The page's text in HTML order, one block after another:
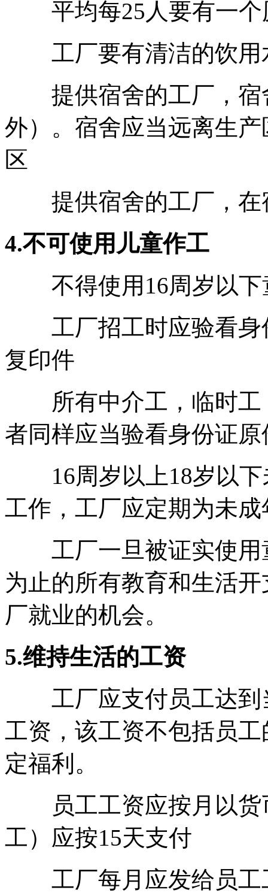
平均每25人要有一个
工厂要有清洁的饮用
提供宿舍的工厂，宿
外）。宿舍应当远离生
区
提供宿舍的工厂，在
4.不可使用儿童作工
不得使用16周岁以下
工厂招工时应验看身
复印件
所有中介工，临时工
者同样应当验看身份证
16周岁以上18岁以下
工作，工厂应定期为未
工厂一旦被证实使用
为止的所有教育和生活
厂就业的机会。
5.维持生活的工资
工厂应支付员工达到
工资，该工资不包括员
定福利。
员工工资应按月以货
工）应按15天支付
工厂每月应发给员工